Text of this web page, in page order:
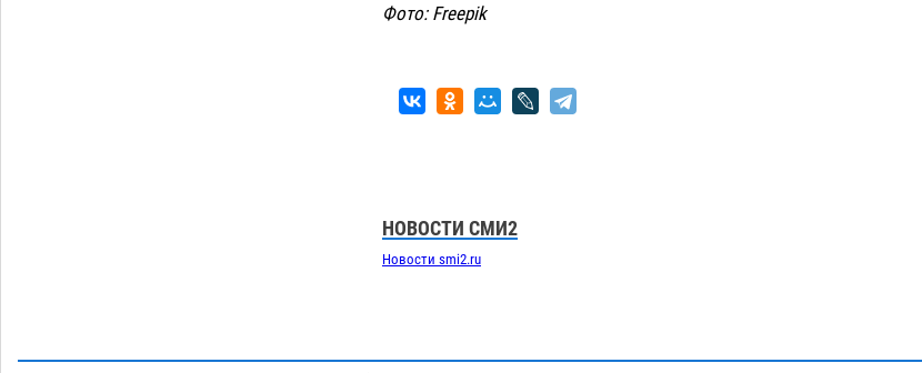
Фото: Freepik
НОВОСТИ СМИ2
Новости smi2.ru